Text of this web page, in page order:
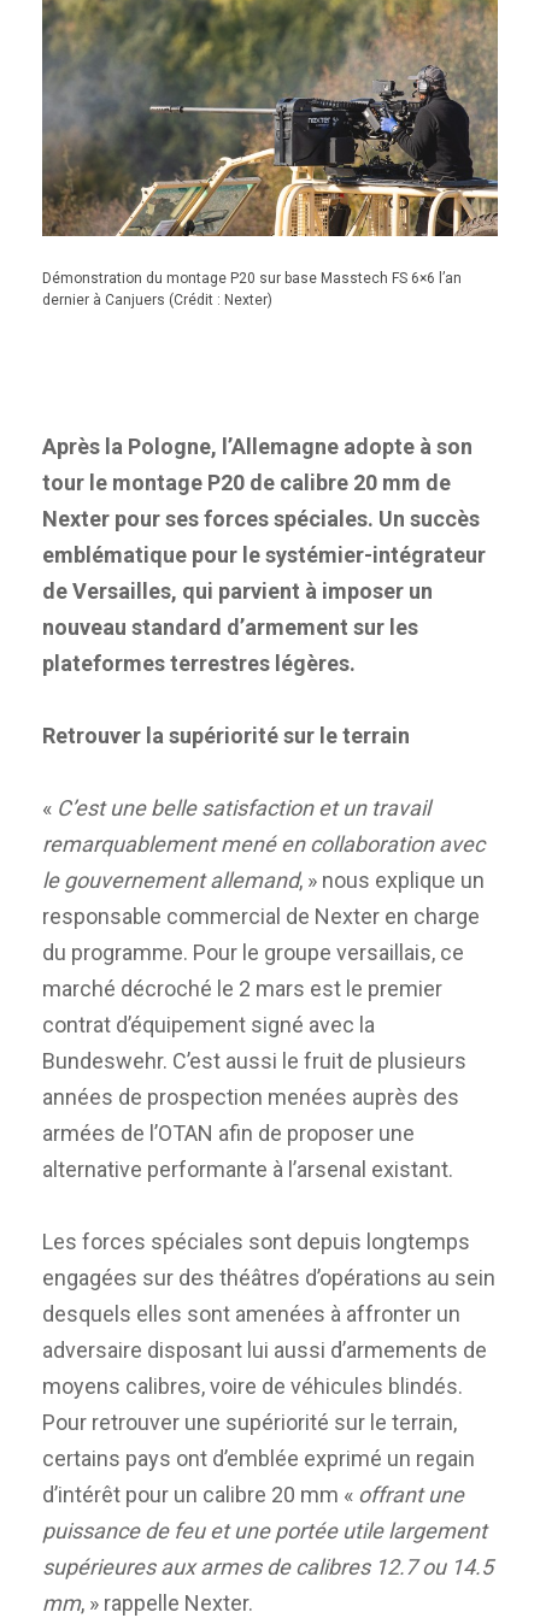
Démonstration du montage P20 sur base Masstech FS 6×6 l’an
dernier à Canjuers (Crédit : Nexter)
Après la Pologne, l’Allemagne adopte à son
tour le montage P20 de calibre 20 mm de
Nexter pour ses forces spéciales. Un succès
emblématique pour le systémier-intégrateur
de Versailles, qui parvient à imposer un
nouveau standard d’armement sur les
plateformes terrestres légères.
Retrouver la supériorité sur le terrain
« C’est une belle satisfaction et un travail
remarquablement mené en collaboration avec
le gouvernement allemand, » nous explique un
responsable commercial de Nexter en charge
du programme. Pour le groupe versaillais, ce
marché décroché le 2 mars est le premier
contrat d’équipement signé avec la
Bundeswehr. C’est aussi le fruit de plusieurs
années de prospection menées auprès des
armées de l’OTAN afin de proposer une
alternative performante à l’arsenal existant.
Les forces spéciales sont depuis longtemps
engagées sur des théâtres d’opérations au sein
desquels elles sont amenées à affronter un
adversaire disposant lui aussi d’armements de
moyens calibres, voire de véhicules blindés.
Pour retrouver une supériorité sur le terrain,
certains pays ont d’emblée exprimé un regain
d’intérêt pour un calibre 20 mm « offrant une
puissance de feu et une portée utile largement
supérieures aux armes de calibres 12.7 ou 14.5
mm, » rappelle Nexter.